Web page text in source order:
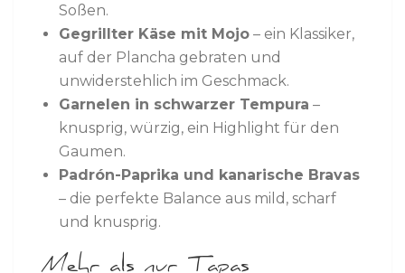
Soßen.
Gegrillter Käse mit Mojo – ein Klassiker,
auf der Plancha gebraten und
unwiderstehlich im Geschmack.
Garnelen in schwarzer Tempura –
knusprig, würzig, ein Highlight für den
Gaumen.
Padrón-Paprika und kanarische Bravas
– die perfekte Balance aus mild, scharf
und knusprig.